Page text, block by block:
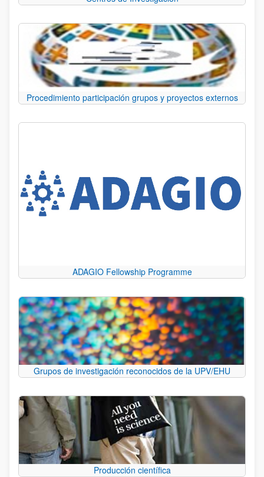
Procedimiento participación grupos y proyectos externos
ADAGIO Fellowship Programme
Grupos de investigación reconocidos de la UPV/EHU
Producción científica